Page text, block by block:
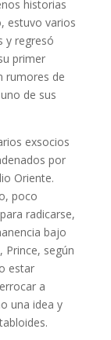
historias
estuvo varios
y regresó
primer
rumores de
de sus
exsocios
por
Oriente.
poco
radicarse,
bajo
según
estar
a
una idea y